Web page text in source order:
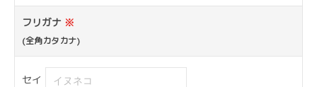
フリガナ ※
(全角カタカナ)
セイ